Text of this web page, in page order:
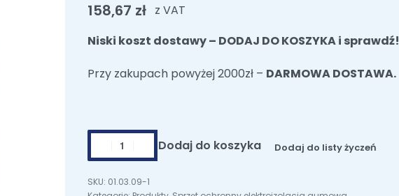
158,67 zł z VAT
Niski koszt dostawy – DODAJ DO KOSZYKA i sprawdź!
Przy zakupach powyżej 2000zł – DARMOWA DOSTAWA.
Mata
elektroizolacyjna
Dodaj do koszyka Dodaj do listy życzeń
01.03.09-1